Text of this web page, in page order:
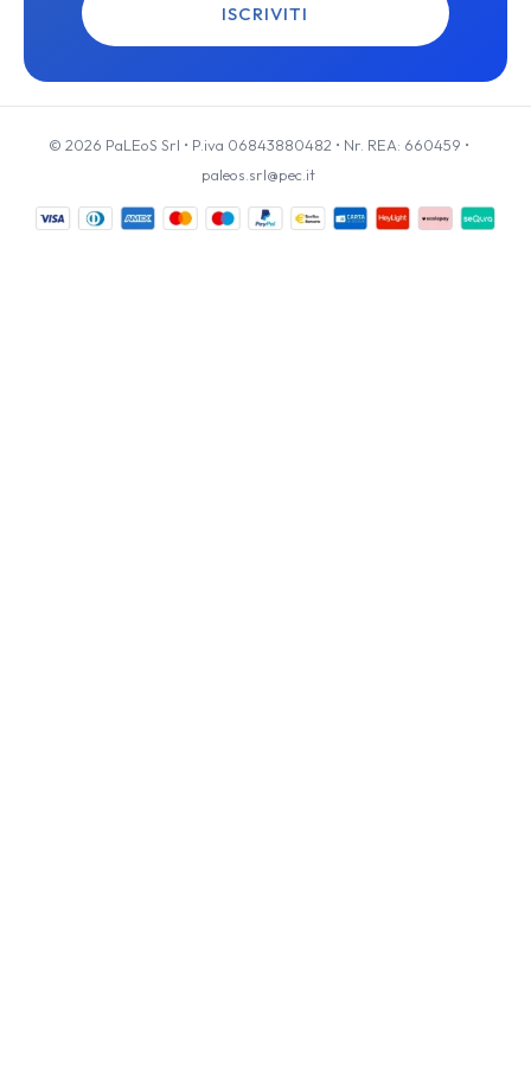
ISCRIVITI
© 2026 PaLEoS Srl • P.iva 06843880482 • Nr. REA: 660459 •
paleos.srl@pec.it